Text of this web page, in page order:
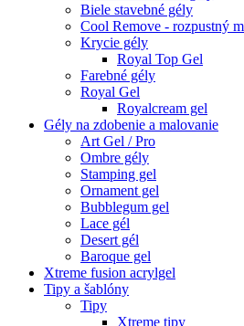
Biele stavebné gély
Cool Remove - rozpustný
Krycie gély
Royal Top Gel
Farebné gély
Royal Gel
Royalcream gel
Gély na zdobenie a malovanie
Art Gel / Pro
Ombre gély
Stamping gel
Ornament gel
Bubblegum gel
Lace gél
Desert gél
Baroque gel
Xtreme fusion acrylgel
Tipy a šablóny
Tipy
Xtreme tipy